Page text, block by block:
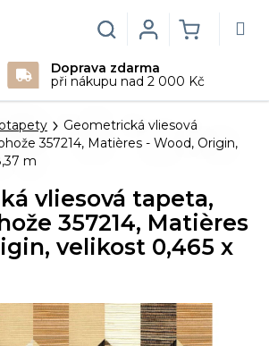
Doprava zdarma
při nákupu nad 2 000 Kč
Hledat
KOŠÍK
Login
Geometrická vliesová
357214, Matières - Wood, Origin,
m
vliesová tapeta,
357214, Matières
velikost 0,465 x